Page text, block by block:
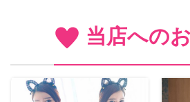
当店への